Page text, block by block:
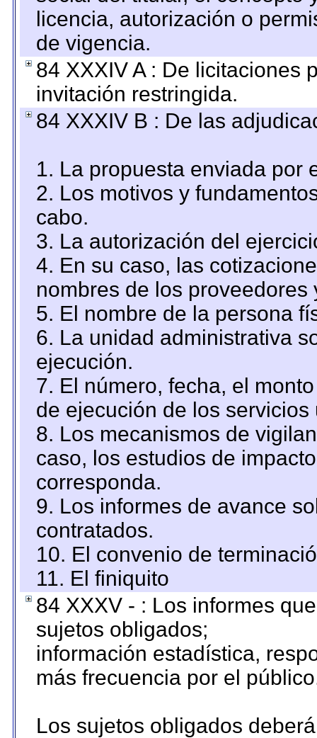
licencia, autorización o
de vigencia.
84 XXXIV A : De licitaciones
invitación restringida.
84 XXXIV B : De las
1. La propuesta enviada por
2. Los motivos y
cabo.
3. La autorización del
4. En su caso, las
nombres de los proveedores
5. El nombre de la persona
6. La unidad administrativa
ejecución.
7. El número, fecha, el
de ejecución de los servicios
8. Los mecanismos de
caso, los estudios de
corresponda.
9. Los informes de avance
contratados.
10. El convenio de
11. El finiquito
84 XXXV - : Los informes
sujetos obligados;
información estadística,
más frecuencia por el
Los sujetos obligados